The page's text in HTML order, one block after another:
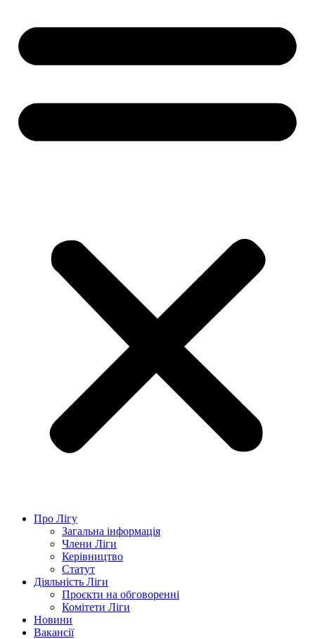
Про Лігу
Загальна інформація
Члени Ліги
Керівництво
Статут
Діяльність Ліги
Проєкти на обговоренні
Комітети Ліги
Новини
Вакансії